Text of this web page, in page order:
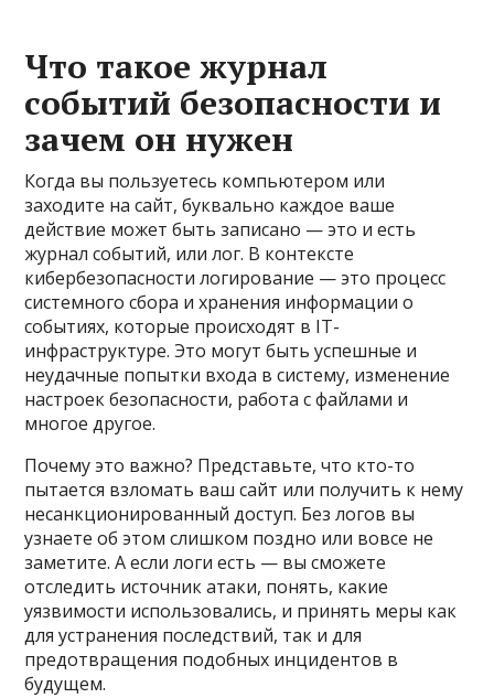
Что такое журнал
событий безопасности и
зачем он нужен
Когда вы пользуетесь компьютером или
заходите на сайт, буквально каждое ваше
действие может быть записано — это и есть
журнал событий, или лог. В контексте
кибербезопасности логирование — это процесс
системного сбора и хранения информации о
событиях, которые происходят в IT-
инфраструктуре. Это могут быть успешные и
неудачные попытки входа в систему, изменение
настроек безопасности, работа с файлами и
многое другое.
Почему это важно? Представьте, что кто-то
пытается взломать ваш сайт или получить к нему
несанкционированный доступ. Без логов вы
узнаете об этом слишком поздно или вовсе не
заметите. А если логи есть — вы сможете
отследить источник атаки, понять, какие
уязвимости использовались, и принять меры как
для устранения последствий, так и для
предотвращения подобных инцидентов в
будущем.